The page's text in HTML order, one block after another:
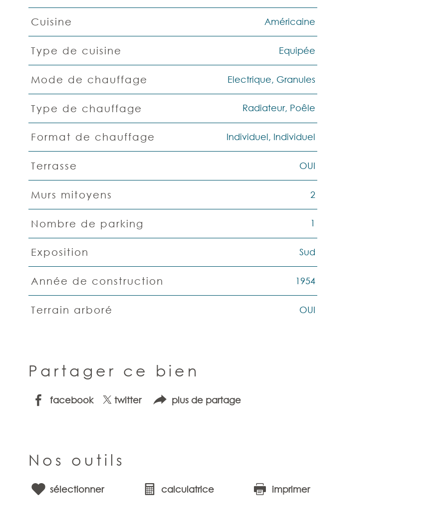
Cuisine Américaine
Type de cuisine Equipée
Mode de chauffage Electrique, Granules
Type de chauffage Radiateur, Poêle
Format de chauffage Individuel, Individuel
Terrasse OUI
Murs mitoyens 2
Nombre de parking 1
Exposition Sud
Année de construction 1954
Terrain arboré OUI
Partager ce bien
facebook twitter plus de partage
Nos outils
sélectionner calculatrice imprimer